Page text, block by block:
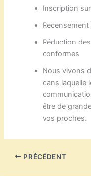
Inscription
Recensement
Réduction
conformes
Nous vivons
dans laquelle
être de
vos proches.
PRÉCÉDENT